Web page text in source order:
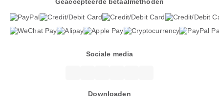
Sociale media
Downloaden